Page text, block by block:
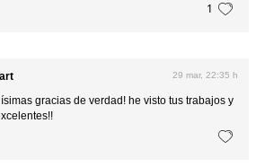
1
29 mar, 22:35 h
gracias de verdad! he visto tus trabajos y